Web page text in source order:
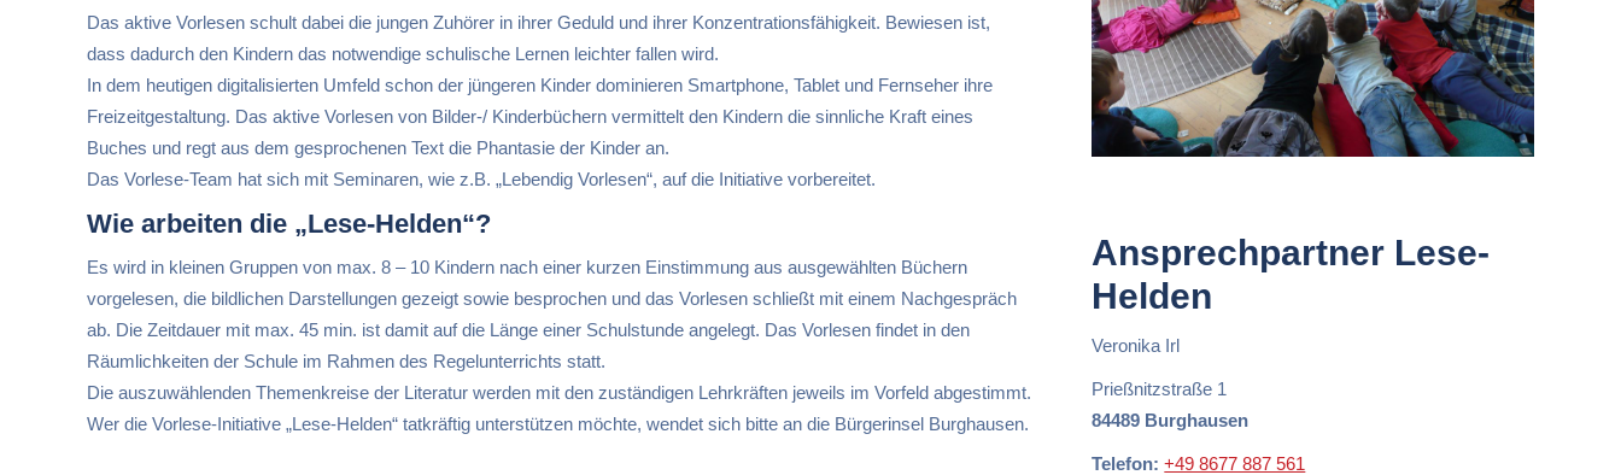
Das aktive Vorlesen schult dabei die jungen Zuhörer in ihrer Geduld und ihrer Konzentrationsfähigkeit. Bewiesen ist,
dass dadurch den Kindern das notwendige schulische Lernen leichter fallen wird.
In dem heutigen digitalisierten Umfeld schon der jüngeren Kinder dominieren Smartphone, Tablet und Fernseher ihre
Freizeitgestaltung. Das aktive Vorlesen von Bilder-/ Kinderbüchern vermittelt den Kindern die sinnliche Kraft eines
Buches und regt aus dem gesprochenen Text die Phantasie der Kinder an.
Das Vorlese-Team hat sich mit Seminaren, wie z.B. „Lebendig Vorlesen“, auf die Initiative vorbereitet.
Wie arbeiten die „Lese-Helden“?
Es wird in kleinen Gruppen von max. 8 – 10 Kindern nach einer kurzen Einstimmung aus ausgewählten Büchern
vorgelesen, die bildlichen Darstellungen gezeigt sowie besprochen und das Vorlesen schließt mit einem Nachgespräch
ab. Die Zeitdauer mit max. 45 min. ist damit auf die Länge einer Schulstunde angelegt. Das Vorlesen findet in den
Räumlichkeiten der Schule im Rahmen des Regelunterrichts statt.
Die auszuwählenden Themenkreise der Literatur werden mit den zuständigen Lehrkräften jeweils im Vorfeld abgestimmt.
Wer die Vorlese-Initiative „Lese-Helden“ tatkräftig unterstützen möchte, wendet sich bitte an die Bürgerinsel Burghausen.
Ansprechpartner Lese-
Helden
Veronika Irl
Prießnitzstraße 1
84489 Burghausen
Telefon: +49 8677 887 561